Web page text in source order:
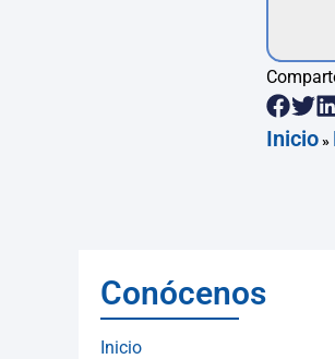
Inicio»
Conócenos
Inicio